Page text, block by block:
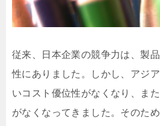
従来、日本企業の競争力は、製
性にありました。しかし、アジ
いコスト優位性がなくなり、ま
がなくなってきました。そのた